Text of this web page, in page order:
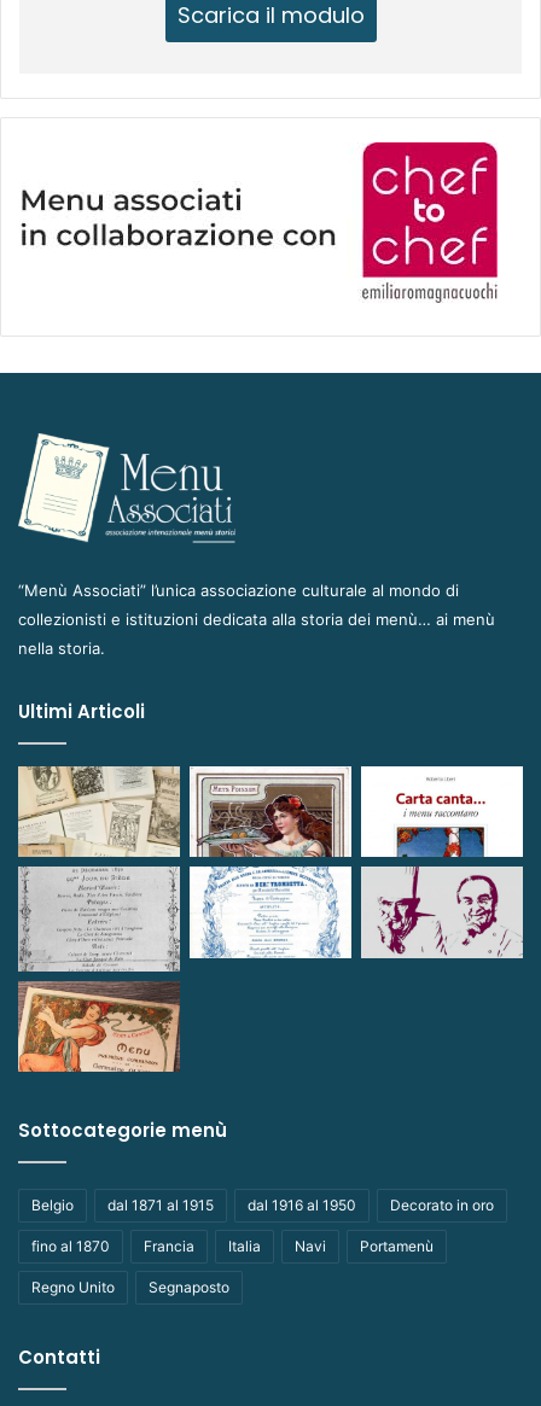
Scarica il modulo
“Menù Associati” l’unica associazione culturale al mondo di
collezionisti e istituzioni dedicata alla storia dei menù… ai menù
nella storia.
Ultimi Articoli
Sottocategorie menù
Belgio dal 1871 al 1915 dal 1916 al 1950 Decorato in oro
fino al 1870 Francia Italia Navi Portamenù
Regno Unito Segnaposto
Contatti